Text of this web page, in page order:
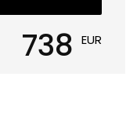
738 EUR